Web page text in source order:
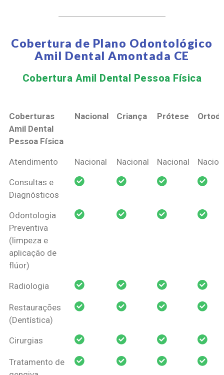
Cobertura de Plano Odontológico
Amil Dental Amontada CE
Cobertura Amil Dental Pessoa Física​
Coberturas
Amil Dental
Pessoa Física
Nacional Criança Prótese
Coberturas
Pessoa Física
Nacional Criança Prótese
Atendimento Nacional Nacional Nacional
Consultas e
Diagnósticos
Odontologia
Preventiva
(limpeza e
aplicação de
flúor)
Radiologia
Restaurações
(Dentística)
Cirurgias
Tratamento de